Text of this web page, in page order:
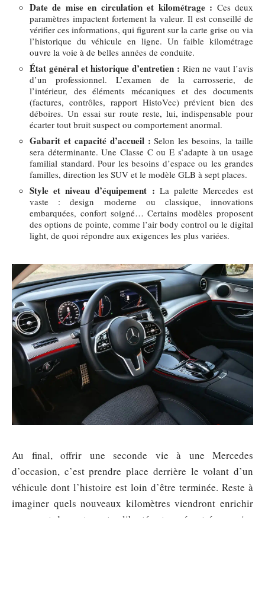
Date de mise en circulation et kilométrage : Ces deux
paramètres impactent fortement la valeur. Il est conseillé de
vérifier ces informations, qui figurent sur la carte grise ou via
l’historique du véhicule en ligne. Un faible kilométrage
ouvre la voie à de belles années de conduite.
État général et historique d’entretien : Rien ne vaut l’avis
d’un professionnel. L’examen de la carrosserie, de
l’intérieur, des éléments mécaniques et des documents
(factures, contrôles, rapport HistoVec) prévient bien des
déboires. Un essai sur route reste, lui, indispensable pour
écarter tout bruit suspect ou comportement anormal.
Gabarit et capacité d’accueil : Selon les besoins, la taille
sera déterminante. Une Classe C ou E s’adapte à un usage
familial standard. Pour les besoins d’espace ou les grandes
familles, direction les SUV et le modèle GLB à sept places.
Style et niveau d’équipement : La palette Mercedes est
vaste : design moderne ou classique, innovations
embarquées, confort soigné… Certains modèles proposent
des options de pointe, comme l’air body control ou le digital
light, de quoi répondre aux exigences les plus variées.
Au final, offrir une seconde vie à une Mercedes
d’occasion, c’est prendre place derrière le volant d’un
véhicule dont l’histoire est loin d’être terminée. Reste à
imaginer quels nouveaux kilomètres viendront enrichir
ce carnet de route, entre liberté retrouvée et économies